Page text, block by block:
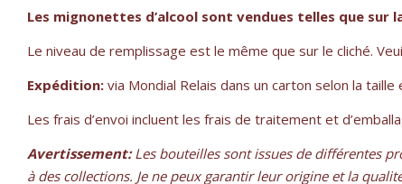
Les mignonettes d’alcool sont vendues telles que sur
Le niveau de remplissage est le même que sur le cliché.
Expédition: via Mondial Relais dans un carton selon la
Les frais d’envoi incluent les frais de traitement et
Avertissement:Les bouteilles sont issues de différentes
à des collections. Je ne peux garantir leur origine et la